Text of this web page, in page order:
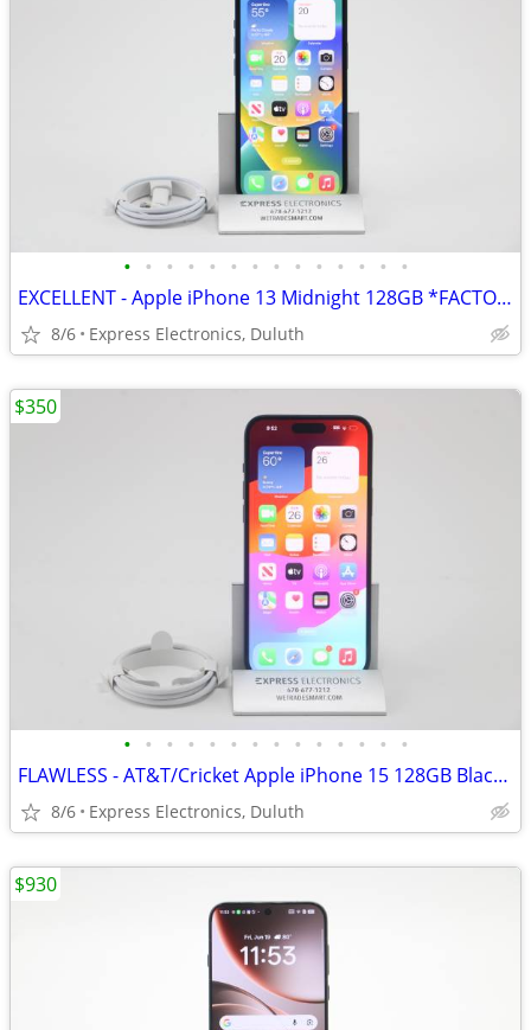
• • • • • • • • • • • • • •
EXCELLENT - Apple iPhone 13 Midnight 128GB *FACTORY UNLOCKED* 98% BH
8/6 Express Electronics, Duluth
• • • • • • • • • • • • • •
FLAWLESS - AT&T/Cricket Apple iPhone 15 128GB Black *100% BH*
8/6 Express Electronics, Duluth
$350
$930